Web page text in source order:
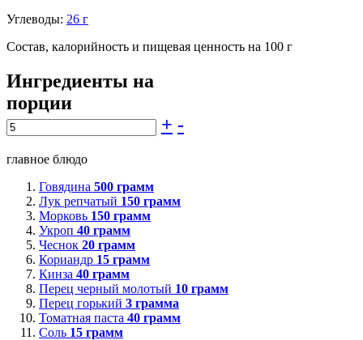
Углеводы: 26 г
Состав, калорийность и пищевая ценность на 100 г
Ингредиенты на
порции
+ -
главное блюдо
Говядина 500 грамм
Лук репчатый 150 грамм
Морковь 150 грамм
Укроп 40 грамм
Чеснок 20 грамм
Кориандр 15 грамм
Кинза 40 грамм
Перец черный молотый 10 грамм
Перец горький 3 грамма
Томатная паста 40 грамм
Соль 15 грамм